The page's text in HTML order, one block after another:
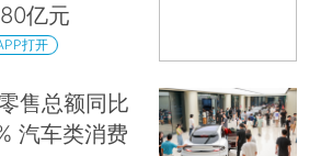
亿元
打开
售总额同比
汽车类消费